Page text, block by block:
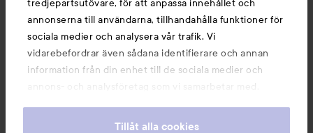
tredjepartsutövare, för att anpassa innehållet och
annonserna till användarna, tillhandahålla funktioner för
sociala medier och analysera vår trafik. Vi
vidarebefordrar även sådana identifierare och annan
information från din enhet till de sociala medier och
annons- och analysföretag som vi samarbetar med.
information som du har tillhandahållit eller som de har
Tillåt alla cookies